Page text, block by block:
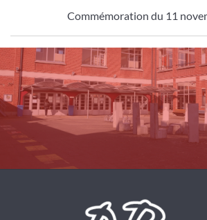
Commémoration du 11